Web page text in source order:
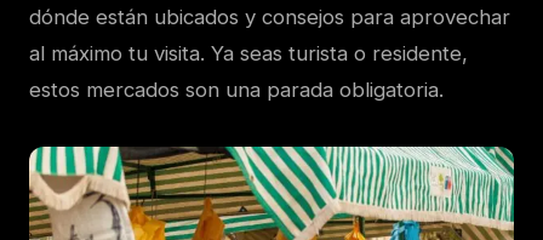
dónde están ubicados y consejos para aprovechar
al máximo tu visita. Ya seas turista o residente,
estos mercados son una parada obligatoria.